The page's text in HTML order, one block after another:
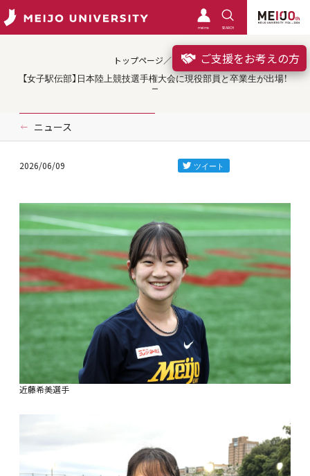
meimo SEARCH
ご支援をお考えの方
トップページ／クラブ
【女子駅伝部】日本陸上競技選手権大会に現役部員と卒業生が出場！
ニュース
2026/06/09
近藤希美選手